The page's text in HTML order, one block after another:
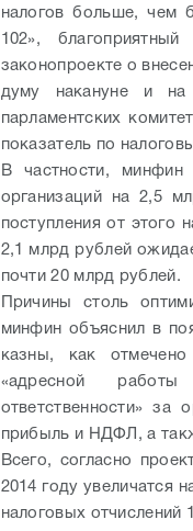
налогов больше, чем
102»,
законопроекте о
думу накануне и на
парламентских
показатель по
В частности, минфин
организаций на 2,5
поступления от этого
2,1 млрд рублей
почти 20 млрд рублей.
Причины столь
минфин объяснил в
казны, как
«адресной работы
ответственности» за
прибыль и НДФЛ, а
Всего, согласно
2014 году увеличатся
налоговых отчислений